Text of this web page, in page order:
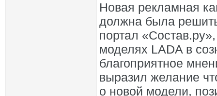
Новая рекламная
должна была
портал
моделях LADA в
благоприятное
выразил желание
о новой модели,